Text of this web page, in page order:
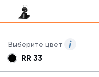
Выберите цвет
данного
RR 33